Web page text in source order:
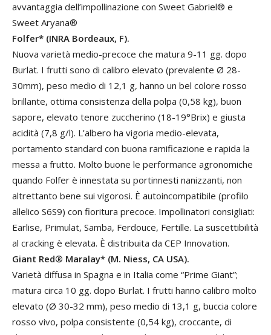
avvantaggia dell’impollinazione con Sweet Gabriel® e
Sweet Aryana®
Folfer* (INRA Bordeaux, F).
Nuova varietà medio-precoce che matura 9-11 gg. dopo
Burlat. I frutti sono di calibro elevato (prevalente Ø 28-
30mm), peso medio di 12,1 g, hanno un bel colore rosso
brillante, ottima consistenza della polpa (0,58 kg), buon
sapore, elevato tenore zuccherino (18-19°Brix) e giusta
acidità (7,8 g/l). L’albero ha vigoria medio-elevata,
portamento standard con buona ramificazione e rapida la
messa a frutto. Molto buone le performance agronomiche
quando Folfer è innestata su portinnesti nanizzanti, non
altrettanto bene sui vigorosi. È autoincompatibile (profilo
allelico S6S9) con fioritura precoce. Impollinatori consigliati:
Earlise, Primulat, Samba, Ferdouce, Fertille. La suscettibilità
al cracking è elevata. È distribuita da CEP Innovation.
Giant Red® Maralay* (M. Niess, CA USA).
Varietà diffusa in Spagna e in Italia come “Prime Giant”;
matura circa 10 gg. dopo Burlat. I frutti hanno calibro molto
elevato (Ø 30-32 mm), peso medio di 13,1 g, buccia colore
rosso vivo, polpa consistente (0,54 kg), croccante, di